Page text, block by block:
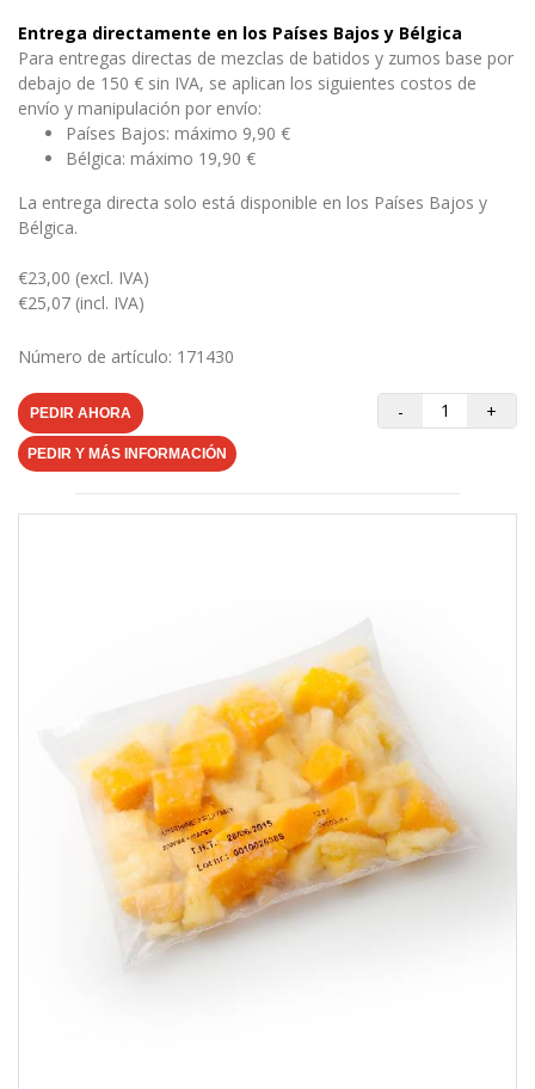
Entrega directamente en los Países Bajos y Bélgica
Para entregas directas de mezclas de batidos y zumos base por
debajo de 150 € sin IVA, se aplican los siguientes costos de
envío y manipulación por envío:
Países Bajos: máximo 9,90 €
Bélgica: máximo 19,90 €
La entrega directa solo está disponible en los Países Bajos y
Bélgica.
€23,00 (excl. IVA)
€25,07 (incl. IVA)
Número de artículo: 171430
PEDIR AHORA - +
PEDIR Y MÁS INFORMACIÓN